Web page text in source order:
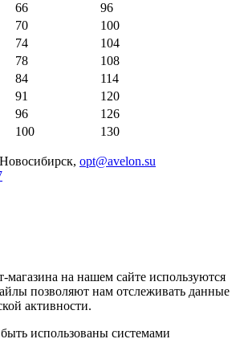
66
96
70
100
74
104
78
108
84
114
91
120
96
126
100 130
opt@avelon.su
магазина на нашем сайте используются
позволяют нам отслеживать данные
активности.
использованы системами